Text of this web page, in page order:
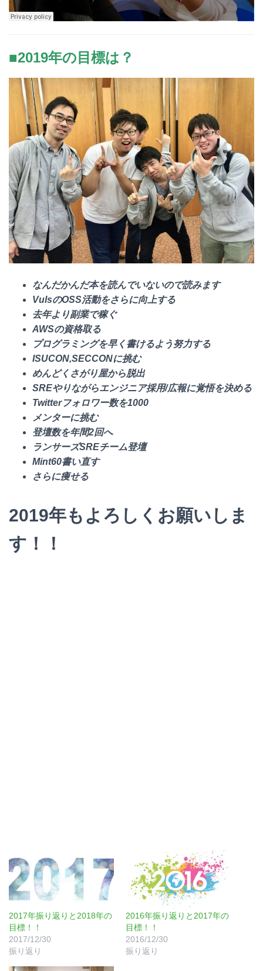
■2019年の目標は？
なんだかんだ本を読んでいないので読みます
VulsのOSS活動をさらに向上する
去年より副業で稼ぐ
AWSの資格取る
プログラミングを早く書けるよう努力する
ISUCON,SECCONに挑む
めんどくさがり屋から脱出
SREやりながらエンジニア採用/広報に覚悟を決める
Twitterフォロワー数を1000
メンターに挑む
登壇数を年間2回へ
ランサーズSREチーム登壇
Mint60書い直す
さらに痩せる
2019年もよろしくお願いしま
す！！
2017年振り返りと2018年の
目標！！
2017/12/30
振り返り
2016年振り返りと2017年の
目標！！
2016/12/30
振り返り